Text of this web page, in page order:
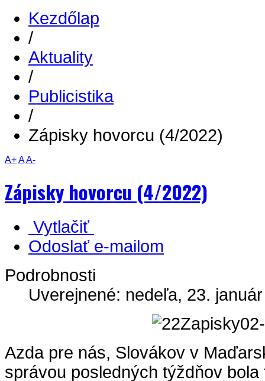
Kezdőlap
/
Aktuality
/
Publicistika
/
Zápisky hovorcu (4/2022)
A+AA-
Zápisky hovorcu (4/2022)
Vytlačiť
Odoslať e-mailom
Podrobnosti
Uverejnené: nedeľa, 23.
Azda pre nás, Slovákov v
správou posledných týždňov